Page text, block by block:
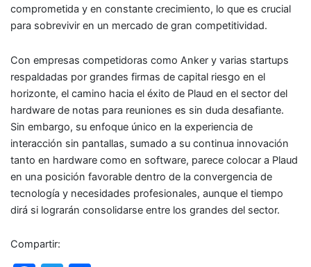
comprometida y en constante crecimiento, lo que es crucial
para sobrevivir en un mercado de gran competitividad.
Con empresas competidoras como Anker y varias startups
respaldadas por grandes firmas de capital riesgo en el
horizonte, el camino hacia el éxito de Plaud en el sector del
hardware de notas para reuniones es sin duda desafiante.
Sin embargo, su enfoque único en la experiencia de
interacción sin pantallas, sumado a su continua innovación
tanto en hardware como en software, parece colocar a Plaud
en una posición favorable dentro de la convergencia de
tecnología y necesidades profesionales, aunque el tiempo
dirá si lograrán consolidarse entre los grandes del sector.
Compartir: